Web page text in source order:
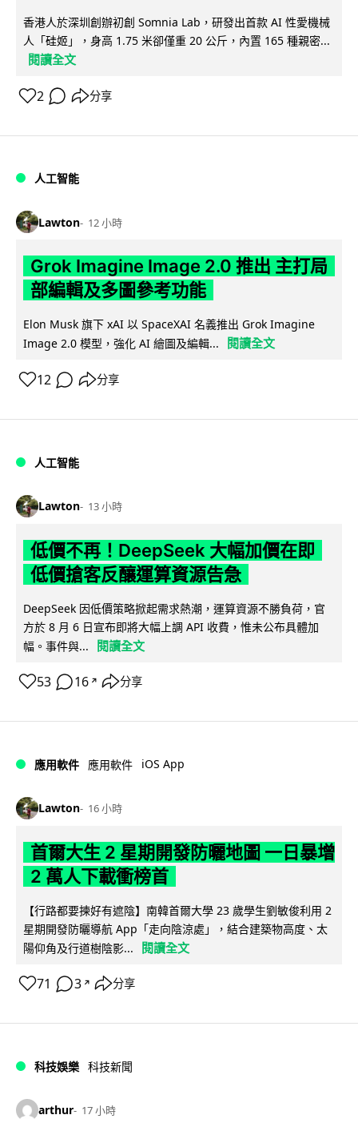
香港人於深圳創辦初創 Somnia Lab，研發出首款 AI 性愛機械
人「硅姬」，身高 1.75 米卻僅重 20 公斤，內置 165 種親密...
閱讀全文
2 分享
人工智能
Lawton 12 小時
Grok Imagine Image 2.0 推出 主打局
部編輯及多圖參考功能
Elon Musk 旗下 xAI 以 SpaceXAI 名義推出 Grok Imagine
Image 2.0 模型，強化 AI 繪圖及編輯...
閱讀全文
12 分享
人工智能
Lawton 13 小時
低價不再！DeepSeek 大幅加價在即
低價搶客反釀運算資源告急
DeepSeek 因低價策略掀起需求熱潮，運算資源不勝負荷，官
方於 8 月 6 日宣布即將大幅上調 API 收費，惟未公布具體加
幅。事件與...
閱讀全文
53 16 ↗ 分享
應用軟件 應用軟件 iOS App
Lawton 16 小時
首爾大生 2 星期開發防曬地圖 一日暴增
2 萬人下載衝榜首
【行路都要揀好有遮陰】南韓首爾大學 23 歲學生劉敏俊利用 2
星期開發防曬導航 App「走向陰涼處」，結合建築物高度、太
陽仰角及行道樹陰影...
閱讀全文
71 3 ↗ 分享
科技娛樂 科技新聞
arthur 17 小時